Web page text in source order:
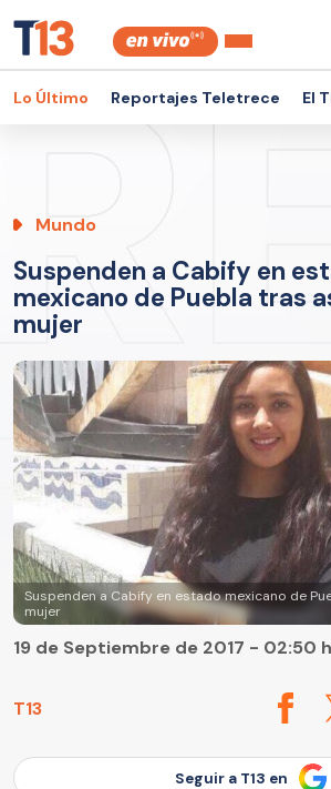
Lo Último Reportajes Teletrece El
Mundo
Suspenden a Cabify en
mexicano de Puebla tras
mujer
Suspenden a Cabify en estado mexicano de
mujer
T13
19 de Septiembre de 2017 - 02:50
Seguir a T13 en